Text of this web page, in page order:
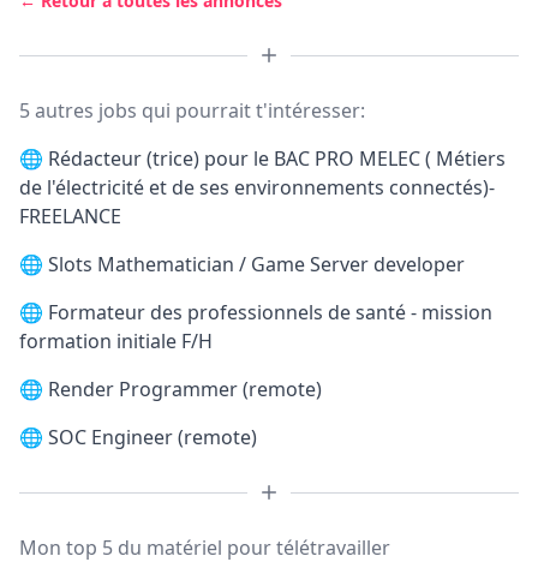
5 autres jobs qui pourrait t'intéresser:
🌐 Rédacteur (trice) pour le BAC PRO MELEC ( Métiers
de l'électricité et de ses environnements connectés)-
FREELANCE
🌐 Slots Mathematician / Game Server developer
🌐 Formateur des professionnels de santé - mission
formation initiale F/H
🌐 Render Programmer (remote)
🌐 SOC Engineer (remote)
Mon top 5 du matériel pour télétravailler